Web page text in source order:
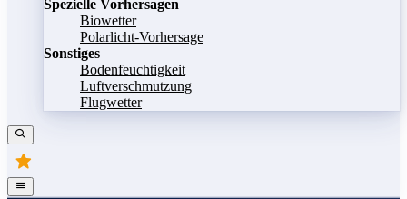
Spezielle Vorhersagen
Biowetter
Polarlicht-Vorhersage
Sonstiges
Bodenfeuchtigkeit
Luftverschmutzung
Flugwetter